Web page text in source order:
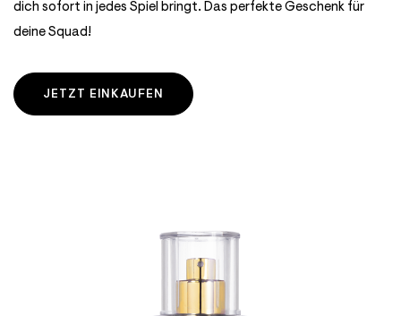
dich sofort in jedes Spiel bringt. Das perfekte Geschenk für
deine Squad!
JETZT EINKAUFEN